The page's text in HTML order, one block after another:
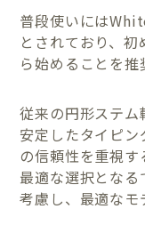
普段使いには
とされており、
ら始めることを推
従来の円形ステム
安定したタイピ
の信頼性を重視
最適な選択とな
考慮し、最適なモ